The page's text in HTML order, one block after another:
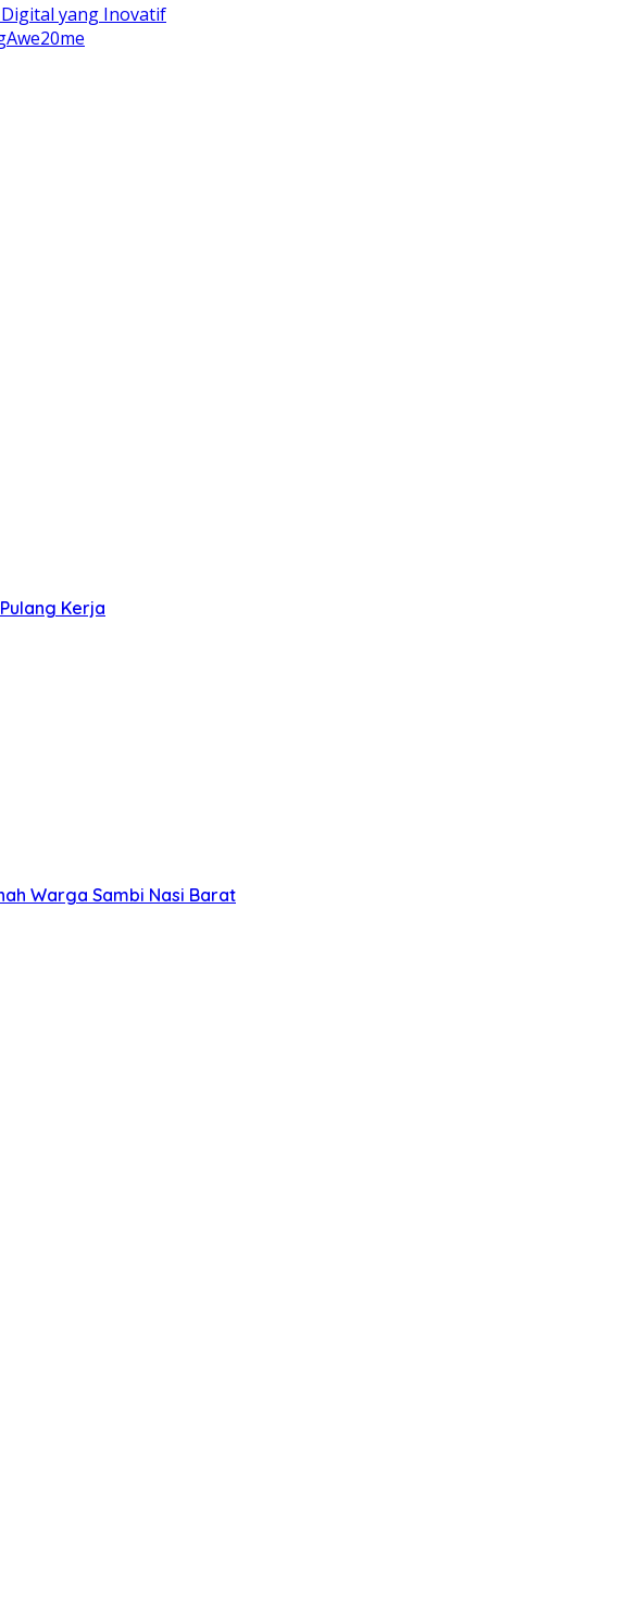
yang Inovatif
Kerja
Warga Sambi Nasi Barat